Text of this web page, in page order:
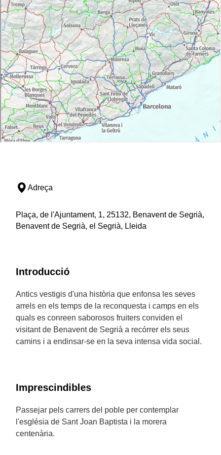
Adreça
Plaça, de l'Ajuntament, 1, 25132, Benavent de Segrià,
Benavent de Segrià, el Segrià, Lleida
Introducció
Antics vestigis d'una història que enfonsa les seves
arrels en els temps de la reconquesta i camps en els
quals es conreen saborosos fruiters conviden el
visitant de Benavent de Segrià a recórrer els seus
camins i a endinsar-se en la seva intensa vida social.
Imprescindibles
Passejar pels carrers del poble per contemplar
l'església de Sant Joan Baptista i la morera
centenària.